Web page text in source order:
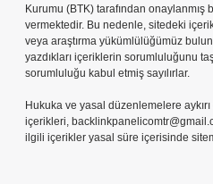
Kurumu (BTK) tarafından onaylanmış
vermektedir. Bu nedenle, sitedeki
veya araştırma yükümlülüğümüz
yazdıkları içeriklerin sorumluluğunu
sorumluluğu kabul etmiş sayılırlar.
Hukuka ve yasal düzenlemelere
içerikleri,
ilgili içerikler yasal süre içerisinde